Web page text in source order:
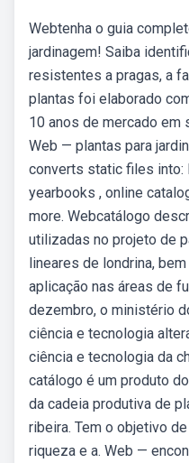
Webtenha o guia
jardinagem! Saiba
resistentes a pragas, a
plantas foi elaborado
10 anos de mercado em
Web — plantas para
converts static files into:
yearbooks , online
more. Webcatálogo
utilizadas no projeto de
lineares de londrina,
aplicação nas áreas de
dezembro, o ministério
ciência e tecnologia
ciência e tecnologia da
catálogo é um produto
da cadeia produtiva de
ribeira. Tem o objetivo
riqueza e a. Web —